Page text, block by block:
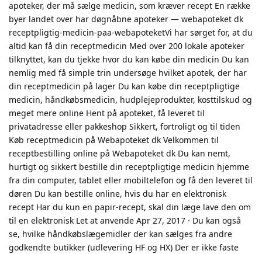
apoteker, der må sælge medicin, som kræver recept En række
byer landet over har døgnåbne apoteker — webapoteket dk
receptpligtig-medicin-paa-webapoteketVi har sørget for, at du
altid kan få din receptmedicin Med over 200 lokale apoteker
tilknyttet, kan du tjekke hvor du kan købe din medicin Du kan
nemlig med få simple trin undersøge hvilket apotek, der har
din receptmedicin på lager Du kan købe din receptpligtige
medicin, håndkøbsmedicin, hudplejeprodukter, kosttilskud og
meget mere online Hent på apoteket, få leveret til
privatadresse eller pakkeshop Sikkert, fortroligt og til tiden
Køb receptmedicin på Webapoteket dk Velkommen til
receptbestilling online på Webapoteket dk Du kan nemt,
hurtigt og sikkert bestille din receptpligtige medicin hjemme
fra din computer, tablet eller mobiltelefon og få den leveret til
døren Du kan bestille online, hvis du har en elektronisk
recept Har du kun en papir-recept, skal din læge lave den om
til en elektronisk Let at anvende Apr 27, 2017 · Du kan også
se, hvilke håndkøbslægemidler der kan sælges fra andre
godkendte butikker (udlevering HF og HX) Der er ikke faste